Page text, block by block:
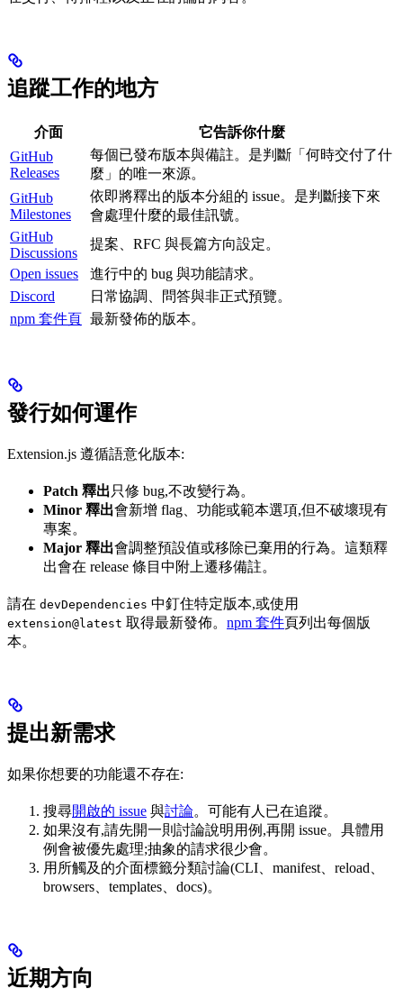
追蹤工作的地方
介面
它告訴你什麼
GitHub
Releases
每個已發布版本與備註。是判斷「何時交付了什
麼」的唯一來源。
GitHub
Milestones
依即將釋出的版本分組的 issue。是判斷接下來
會處理什麼的最佳訊號。
GitHub
Discussions
提案、RFC 與長篇方向設定。
Open issues
進行中的 bug 與功能請求。
Discord
日常協調、問答與非正式預覽。
npm 套件頁 最新發佈的版本。
發行如何運作
Extension.js 遵循語意化版本:
Patch 釋出只修 bug,不改變行為。
Minor 釋出會新增 flag、功能或範本選項,但不破壞現有
專案。
Major 釋出會調整預設值或移除已棄用的行為。這類釋
出會在 release 條目中附上遷移備註。
請在 devDependencies 中釘住特定版本,或使用
extension@latest 取得最新發佈。 npm 套件頁列出每個版
本。
提出新需求
如果你想要的功能還不存在:
搜尋開啟的 issue 與討論。可能有人已在追蹤。
如果沒有,請先開一則討論說明用例,再開 issue。具體用
例會被優先處理;抽象的請求很少會。
用所觸及的介面標籤分類討論(CLI、manifest、reload、
browsers、templates、docs)。
近期方向